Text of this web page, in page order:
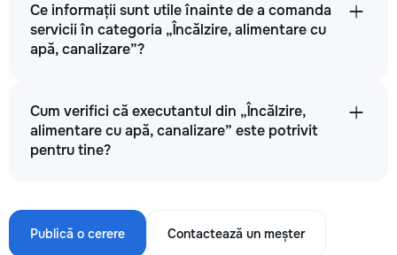
Ce informații sunt utile înainte de a comanda
servicii în categoria „Încălzire, alimentare cu
apă, canalizare”?
Cum verifici că executantul din „Încălzire,
alimentare cu apă, canalizare” este potrivit
pentru tine?
Publică o cerere Contactează un meșter